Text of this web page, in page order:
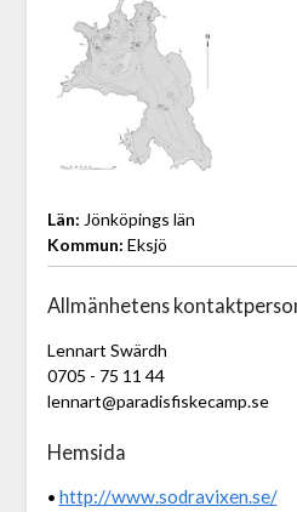
Län: Jönköpings län
Kommun: Eksjö
Allmänhetens
Lennart Swärdh
0705 - 75 11 44
lennart@paradisfiskecamp.se
Hemsida
• http://www.sodravixen.se/